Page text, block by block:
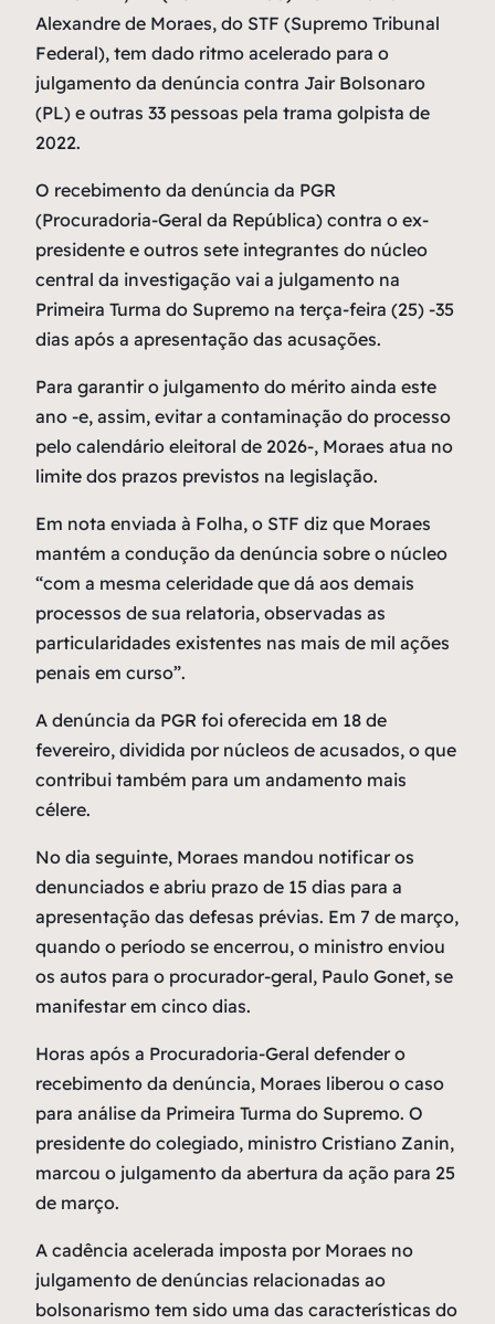
Alexandre de Moraes, do STF (Supremo Tribunal
Federal), tem dado ritmo acelerado para o
julgamento da denúncia contra Jair Bolsonaro
(PL) e outras 33 pessoas pela trama golpista de
2022.
O recebimento da denúncia da PGR
(Procuradoria-Geral da República) contra o ex-
presidente e outros sete integrantes do núcleo
central da investigação vai a julgamento na
Primeira Turma do Supremo na terça-feira (25) -35
dias após a apresentação das acusações.
Para garantir o julgamento do mérito ainda este
ano -e, assim, evitar a contaminação do processo
pelo calendário eleitoral de 2026-, Moraes atua no
limite dos prazos previstos na legislação.
Em nota enviada à Folha, o STF diz que Moraes
mantém a condução da denúncia sobre o núcleo
“com a mesma celeridade que dá aos demais
processos de sua relatoria, observadas as
particularidades existentes nas mais de mil ações
penais em curso”.
A denúncia da PGR foi oferecida em 18 de
fevereiro, dividida por núcleos de acusados, o que
contribui também para um andamento mais
célere.
No dia seguinte, Moraes mandou notificar os
denunciados e abriu prazo de 15 dias para a
apresentação das defesas prévias. Em 7 de março,
quando o período se encerrou, o ministro enviou
os autos para o procurador-geral, Paulo Gonet, se
manifestar em cinco dias.
Horas após a Procuradoria-Geral defender o
recebimento da denúncia, Moraes liberou o caso
para análise da Primeira Turma do Supremo. O
presidente do colegiado, ministro Cristiano Zanin,
marcou o julgamento da abertura da ação para 25
de março.
A cadência acelerada imposta por Moraes no
julgamento de denúncias relacionadas ao
bolsonarismo tem sido uma das características do